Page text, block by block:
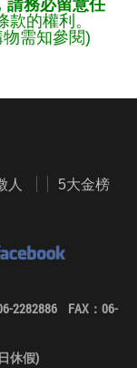
請務必留意任
的權利。
需知參閱)
人
5大金榜
2282886 FAX：06-
休假)